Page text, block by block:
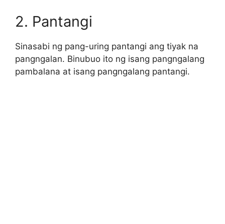
2. Pantangi
Sinasabi ng pang-uring pantangi ang tiyak na
pangngalan. Binubuo ito ng isang pangngalang
pambalana at isang pangngalang pantangi.